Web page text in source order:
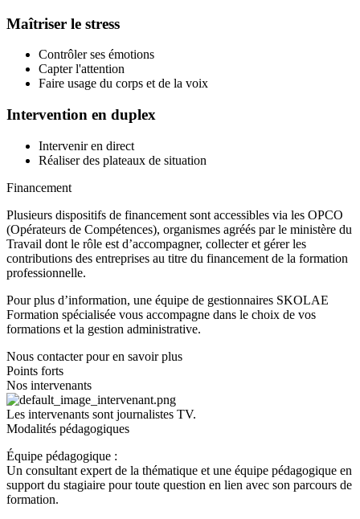
Maîtriser le stress
Contrôler ses émotions
Capter l'attention
Faire usage du corps et de la voix
Intervention en duplex
Intervenir en direct
Réaliser des plateaux de situation
Financement
Plusieurs dispositifs de financement sont accessibles via les OPCO
(Opérateurs de Compétences), organismes agréés par le ministère du
Travail dont le rôle est d’accompagner, collecter et gérer les
contributions des entreprises au titre du financement de la formation
professionnelle.
Pour plus d’information, une équipe de gestionnaires SKOLAE
Formation spécialisée vous accompagne dans le choix de vos
formations et la gestion administrative.
Nous contacter pour en savoir plus
Points forts
Nos intervenants
Les intervenants sont journalistes TV.
Modalités pédagogiques
Équipe pédagogique :
Un consultant expert de la thématique et une équipe pédagogique en
support du stagiaire pour toute question en lien avec son parcours de
formation.